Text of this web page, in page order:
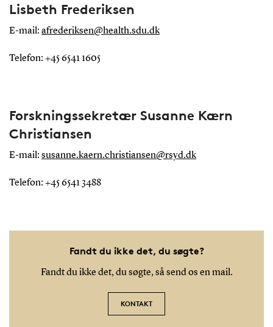
Lisbeth Frederiksen
E-mail: afrederiksen@health.sdu.dk
Telefon: +45 6541 1605
Forskningssekretær Susanne Kærn
Christiansen
E-mail: susanne.kaern.christiansen@rsyd.dk
Telefon: +45 6541 3488
Fandt du ikke det, du søgte?
Fandt du ikke det, du søgte, så send os en mail.
KONTAKT